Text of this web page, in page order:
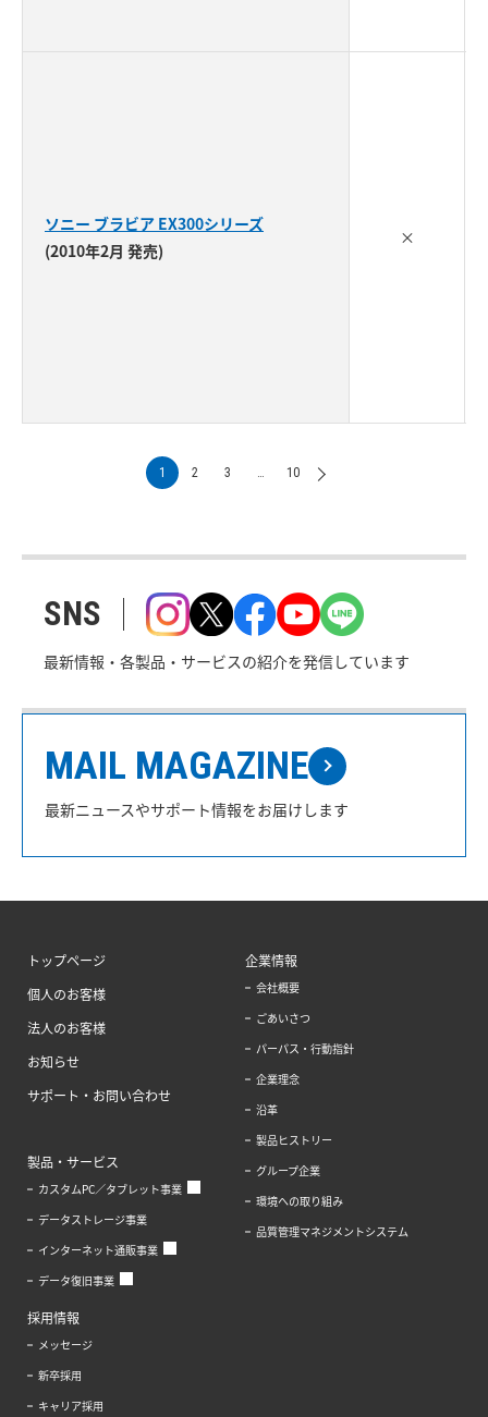
ソニー ブラビア EX300シリーズ
(2010年2月 発売)
×
1 2 3 10
SNS
最新情報・各製品・サービスの紹介を発信しています
MAIL MAGAZINE
最新ニュースやサポート情報をお届けします
トップページ
個人のお客様
法人のお客様
お知らせ
サポート・お問い合わせ
製品・サービス
カスタムPC／タブレット事業
データストレージ事業
インターネット通販事業
データ復旧事業
企業情報
会社概要
ごあいさつ
パーパス・行動指針
企業理念
沿革
製品ヒストリー
グループ企業
環境への取り組み
品質管理マネジメントシステム
採用情報
メッセージ
新卒採用
キャリア採用